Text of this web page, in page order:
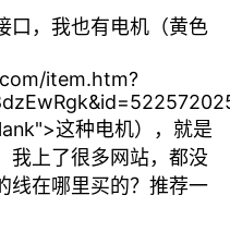
口，我也有电机（黄色
item.htm?
这种电机），就是
我上了很多网站，都没
线在哪里买的？推荐一